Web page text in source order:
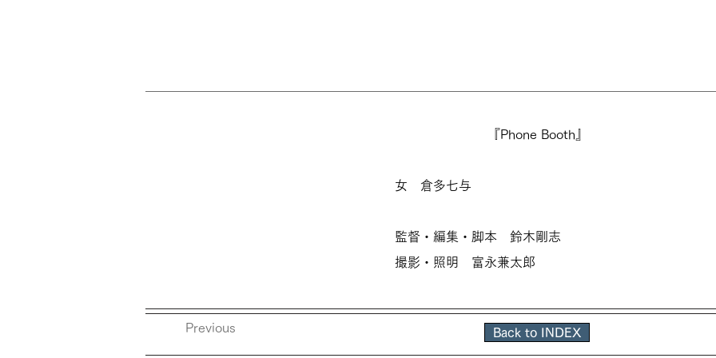
『Phone Booth』
女 倉多七与
監督・編集・脚本 鈴木剛志
撮影・照明 富永兼太郎
Previous Back to INDEX